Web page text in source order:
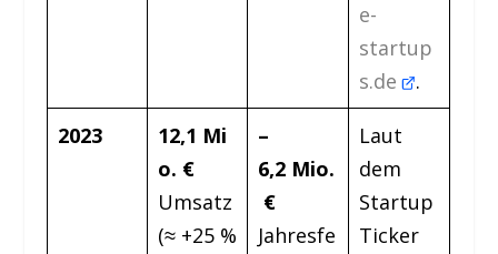
e-
startup
s.de .
2023
12,1 Mi
o. €
Umsatz
(≈ +25 %
–
6,2 Mio.
€
Jahresfe
Laut
dem
Startup
Ticker